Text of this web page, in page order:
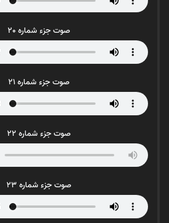
صوت جزء شماره 20
صوت جزء شماره 21
صوت جزء شماره 22
صوت جزء شماره 23